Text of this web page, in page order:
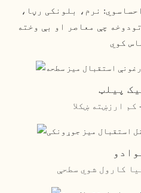
نرم، بلونکی رڼا،
چې معاصر او بې وخته
پیلټ
ارزښته ښکلا
کارول شوي سطحې